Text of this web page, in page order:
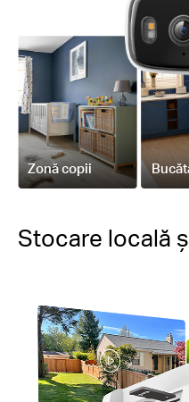
Zonă copii
Stocare locală